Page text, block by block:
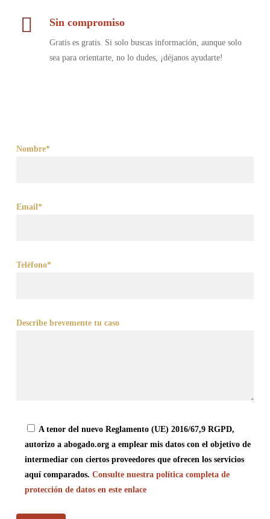
Sin compromiso
Gratis es gratis. Si solo buscas información, aunque solo
sea para orientarte, no lo dudes, ¡déjanos ayudarte!
Nombre*
Email*
Teléfono*
Describe brevemente tu caso
A tenor del nuevo Reglamento (UE) 2016/67,9 RGPD,
autorizo a abogado.org a emplear mis datos con el objetivo de
intermediar con ciertos proveedores que ofrecen los servicios
aquí comparados. Consulte nuestra política completa de
protección de datos en este enlace